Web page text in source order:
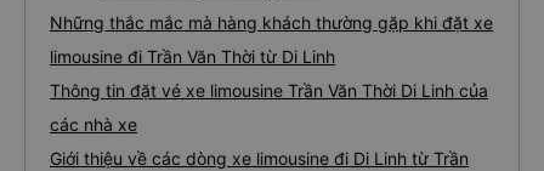
Những thắc mắc mà hàng khách thường gặp khi đặt xe
limousine đi Trần Văn Thời từ Di Linh
Thông tin đặt vé xe limousine Trần Văn Thời Di Linh của
các nhà xe
Giới thiệu về các dòng xe limousine đi Di Linh từ Trần